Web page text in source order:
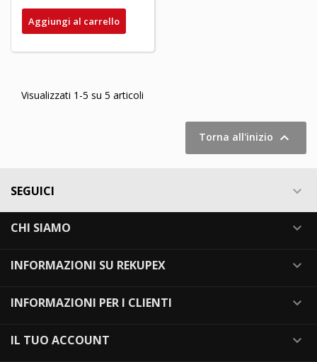
Aggiungi al carrello
Visualizzati 1-5 su 5 articoli
Torna all'inizio 
SEGUICI 
CHI SIAMO 
INFORMAZIONI SU REKUPEX 
INFORMAZIONI PER I CLIENTI 
IL TUO ACCOUNT 